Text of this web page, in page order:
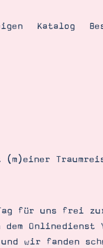
Katalog
für uns frei
Onlinedienst
und wir fanden